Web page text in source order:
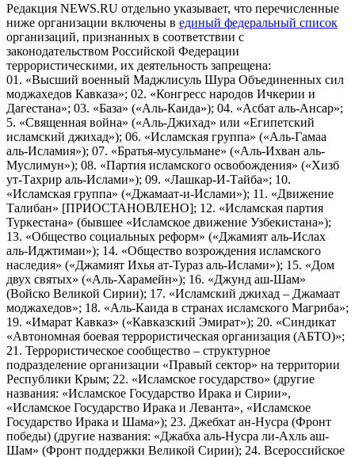
Редакция NEWS.RU отдельно указывает, что перечисленные
ниже организации включены в единый федеральный список
организаций, признанных в соответствии с
законодательством Российской Федерации
террористическими, их деятельность запрещена:
01. «Высший военный Маджлисуль Шура Объединенных сил
моджахедов Кавказа»; 02. «Конгресс народов Ичкерии и
Дагестана»; 03. «База» («Аль-Каида»); 04. «Асбат аль-Ансар»;
5. «Священная война» («Аль-Джихад» или «Египетский
исламский джихад»); 06. «Исламская группа» («Аль-Гамаа
аль-Исламия»); 07. «Братья-мусульмане» («Аль-Ихван аль-
Муслимун»); 08. «Партия исламского освобождения» («Хизб
ут-Тахрир аль-Ислами»); 09. «Лашкар-И-Тайба»; 10.
«Исламская группа» («Джамаат-и-Ислами»); 11. «Движение
Талибан» [ПРИОСТАНОВЛЕНО]; 12. «Исламская партия
Туркестана» (бывшее «Исламское движение Узбекистана»);
13. «Общество социальных реформ» («Джамият аль-Ислах
аль-Иджтимаи»); 14. «Общество возрождения исламского
наследия» («Джамият Ихья ат-Тураз аль-Ислами»); 15. «Дом
двух святых» («Аль-Харамейн»); 16. «Джунд аш-Шам»
(Войско Великой Сирии); 17. «Исламский джихад – Джамаат
моджахедов»; 18. «Аль-Каида в странах исламского Магриба»;
19. «Имарат Кавказ» («Кавказский Эмират»); 20. «Синдикат
«Автономная боевая террористическая организация (АБТО)»;
21. Террористическое сообщество – структурное
подразделение организации «Правый сектор» на территории
Республики Крым; 22. «Исламское государство» (другие
названия: «Исламское Государство Ирака и Сирии»,
«Исламское Государство Ирака и Леванта», «Исламское
Государство Ирака и Шама»); 23. Джебхат ан-Нусра (Фронт
победы) (другие названия: «Джабха аль-Нусра ли-Ахль аш-
Шам» (Фронт поддержки Великой Сирии); 24. Всероссийское